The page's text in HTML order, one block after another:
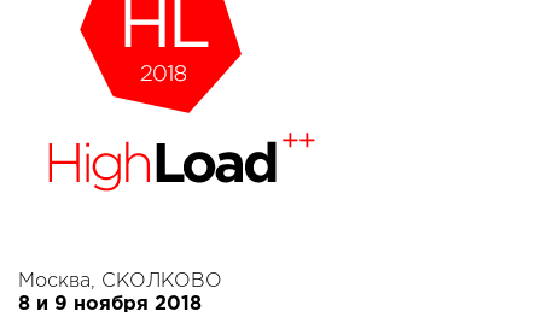
Москва, СКОЛКОВО
8 и 9 ноября 2018